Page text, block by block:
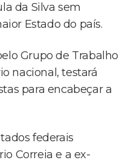
da Silva sem
Estado do país.
Grupo de Trabalho
nacional, testará
para encabeçar a
federais
Correia e a ex-